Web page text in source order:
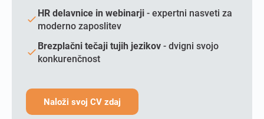
HR delavnice in webinarji- expertni nasveti za
moderno zaposlitev
Brezplačni tečaji tujih jezikov- dvigni svojo
konkurenčnost
Naloži svoj CV zdaj